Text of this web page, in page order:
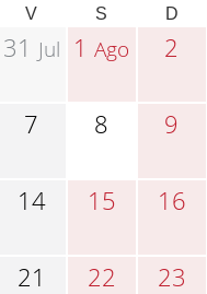
V S D
31 Jul 1Ago 2
7 8 9
14 15 16
21 22 23